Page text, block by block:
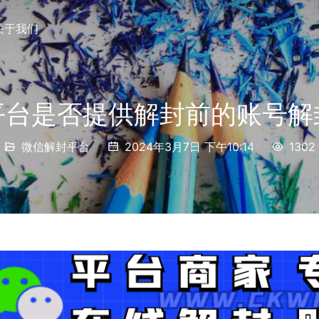
于我们
是否提供解封前的账号
微信解封平台 2024年3月7日 下午10:14 1302